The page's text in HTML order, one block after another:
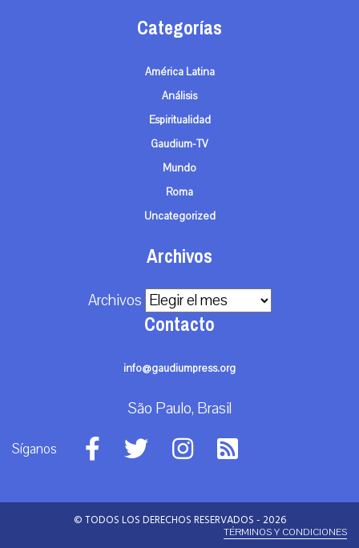
Categorías
América Latina
Análisis
Espiritualidad
Gaudium-TV
Mundo
Roma
Uncategorized
Archivos
Archivos
Contacto
info@gaudiumpress.org
São Paulo, Brasil
Síganos
© TODOS LOS DERECHOS RESERVADOS - 2026
TÉRMINOS Y CONDICIONES